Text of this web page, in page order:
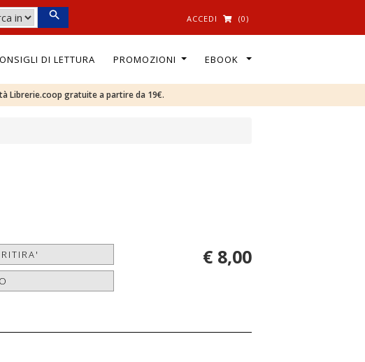
ACCEDI (0)
DI LETTURA PROMOZIONI EBOOK
Librerie.coop gratuite a partire da 19€.
€ 8,00